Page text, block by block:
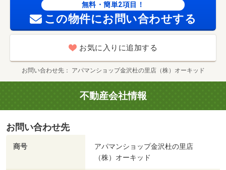
無料・簡単2項目！
この物件にお問い合わせする
お気に入りに追加する
お問い合わせ先 アパマンショップ金沢杜の里店（株）オーキッド
不動産会社情報
お問い合わせ先
商号
アパマンショップ金沢杜の里店
（株）オーキッド